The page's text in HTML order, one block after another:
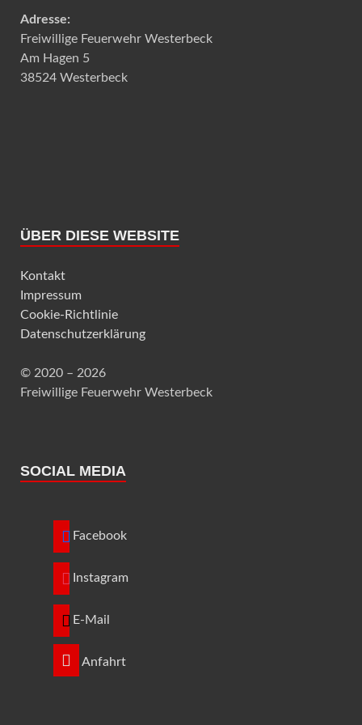
Adresse:
Freiwillige Feuerwehr Westerbeck
Am Hagen 5
38524 Westerbeck
ÜBER DIESE WEBSITE
Kontakt
Impressum
Cookie-Richtlinie
Datenschutzerklärung
© 2020 – 2026
Freiwillige Feuerwehr Westerbeck
SOCIAL MEDIA
Facebook
Instagram
E-Mail
Anfahrt